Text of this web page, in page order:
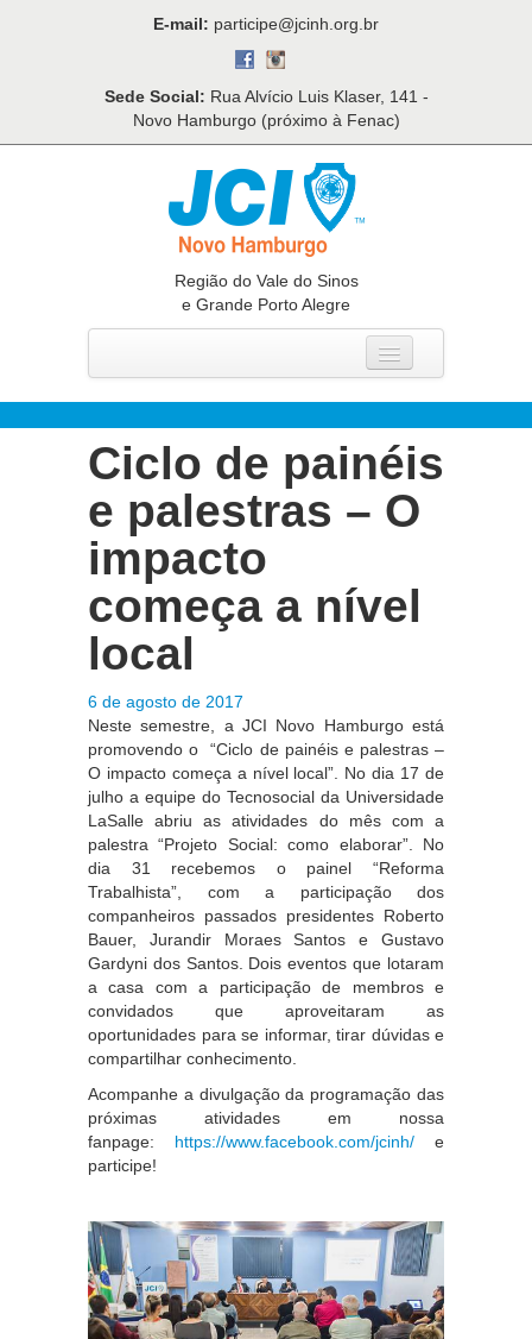
E-mail: participe@jcinh.org.br
Sede Social: Rua Alvício Luis Klaser, 141 -
Novo Hamburgo (próximo à Fenac)
Região do Vale do Sinos
e Grande Porto Alegre
Projetos
História
Ciclo de painéis
e palestras – O
impacto
começa a nível
local
6 de agosto de 2017
Neste semestre, a JCI Novo Hamburgo está
promovendo o “Ciclo de painéis e palestras –
O impacto começa a nível local”. No dia 17 de
julho a equipe do Tecnosocial da Universidade
LaSalle abriu as atividades do mês com a
palestra “Projeto Social: como elaborar”. No
dia 31 recebemos o painel “Reforma
Trabalhista”, com a participação dos
companheiros passados presidentes Roberto
Bauer, Jurandir Moraes Santos e Gustavo
Gardyni dos Santos. Dois eventos que lotaram
a casa com a participação de membros e
convidados que aproveitaram as
oportunidades para se informar, tirar dúvidas e
compartilhar conhecimento.
Acompanhe a divulgação da programação das
próximas atividades em nossa
fanpage: https://www.facebook.com/jcinh/ e
participe!